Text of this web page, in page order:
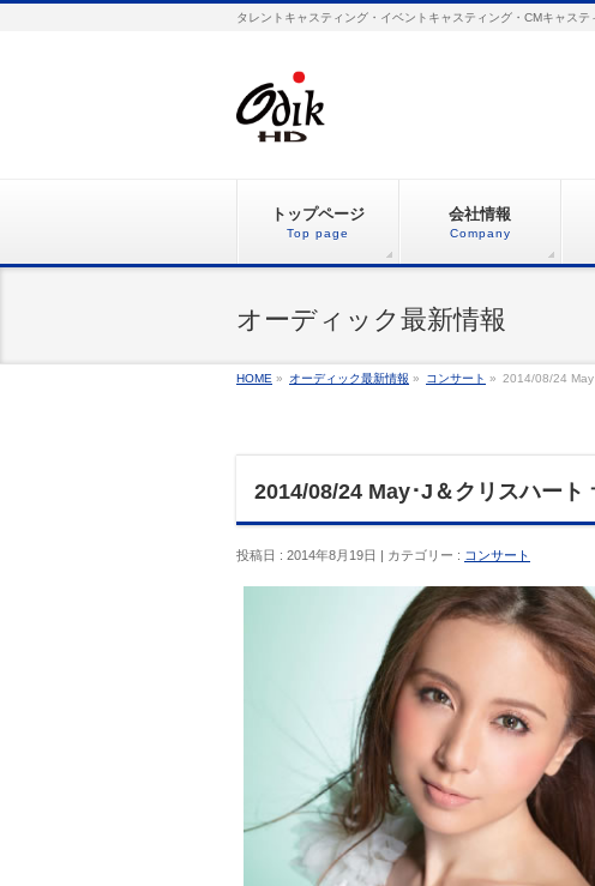
タレントキャスティング・イベントキャスティング・CMキャス
トップページ
Top page
会社情報
Company
オーディック最新情報
HOME » オーディック最新情報 » コンサート » 2014/08/24 May
2014/08/24 May･J＆クリスハート
投稿日 : 2014年8月19日 | カテゴリー : コンサート